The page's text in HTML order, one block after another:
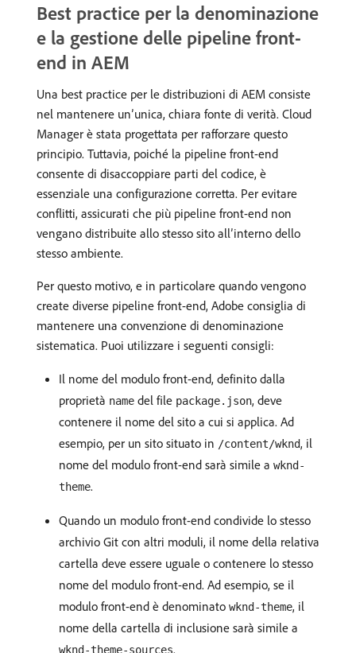
Best practice per la denominazione
e la gestione delle pipeline front-
end in AEM
Una best practice per le distribuzioni di AEM consiste
nel mantenere un’unica, chiara fonte di verità. Cloud
Manager è stata progettata per rafforzare questo
principio. Tuttavia, poiché la pipeline front-end
consente di disaccoppiare parti del codice, è
essenziale una configurazione corretta. Per evitare
conflitti, assicurati che più pipeline front-end non
vengano distribuite allo stesso sito all’interno dello
stesso ambiente.
Per questo motivo, e in particolare quando vengono
create diverse pipeline front-end, Adobe consiglia di
mantenere una convenzione di denominazione
sistematica. Puoi utilizzare i seguenti consigli:
Il nome del modulo front-end, definito dalla
proprietà name del file package.json, deve
contenere il nome del sito a cui si applica. Ad
esempio, per un sito situato in /content/wknd, il
nome del modulo front-end sarà simile a wknd-
theme.
Quando un modulo front-end condivide lo stesso
archivio Git con altri moduli, il nome della relativa
cartella deve essere uguale o contenere lo stesso
nome del modulo front-end. Ad esempio, se il
modulo front-end è denominato wknd-theme, il
nome della cartella di inclusione sarà simile a
wknd-theme-sources.